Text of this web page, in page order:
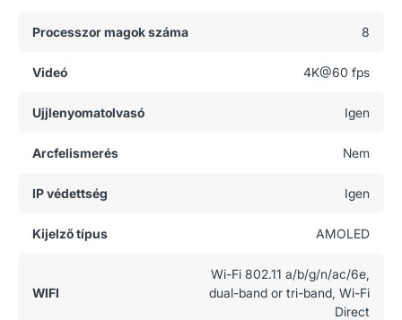
Processzor magok száma 8
Videó 4K@60 fps
Ujjlenyomatolvasó Igen
Arcfelismerés Nem
IP védettség Igen
Kijelző típus AMOLED
WIFI
Wi-Fi 802.11 a/b/g/n/ac/6e,
dual-band or tri-band, Wi-Fi
Direct